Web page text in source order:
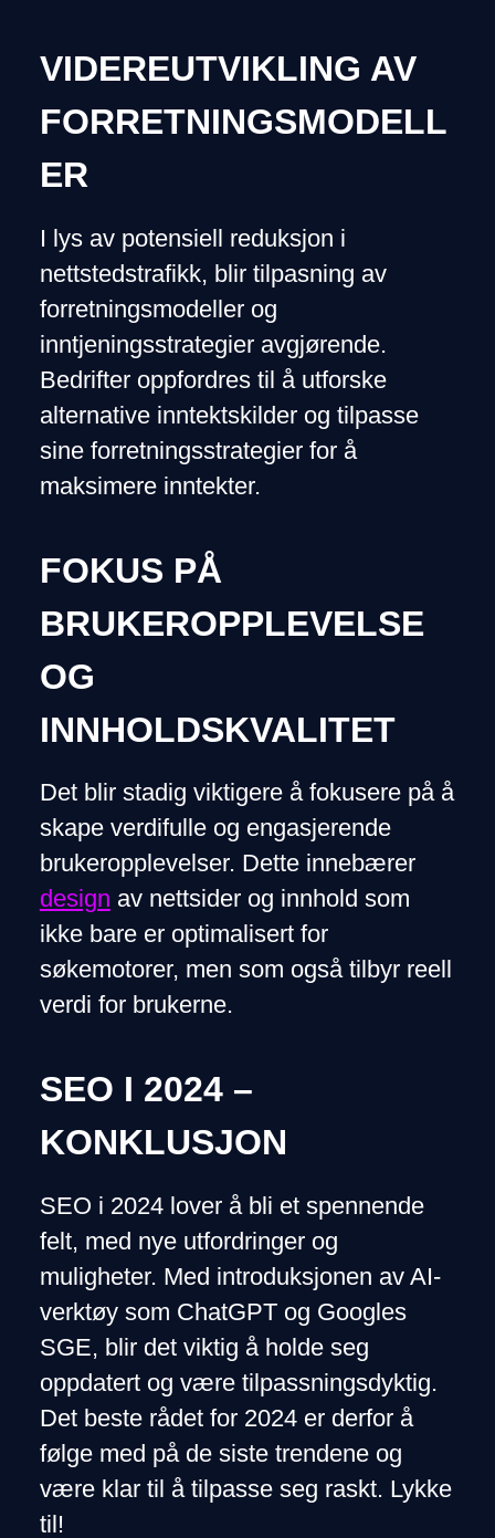
VIDEREUTVIKLING AV
FORRETNINGSMODELL
ER
I lys av potensiell reduksjon i
nettstedstrafikk, blir tilpasning av
forretningsmodeller og
inntjeningsstrategier avgjørende.
Bedrifter oppfordres til å utforske
alternative inntektskilder og tilpasse
sine forretningsstrategier for å
maksimere inntekter.
FOKUS PÅ
BRUKEROPPLEVELSE
OG
INNHOLDSKVALITET
Det blir stadig viktigere å fokusere på å
skape verdifulle og engasjerende
brukeropplevelser. Dette innebærer
design av nettsider og innhold som
ikke bare er optimalisert for
søkemotorer, men som også tilbyr reell
verdi for brukerne.
SEO I 2024 –
KONKLUSJON
SEO i 2024 lover å bli et spennende
felt, med nye utfordringer og
muligheter. Med introduksjonen av AI-
verktøy som ChatGPT og Googles
SGE, blir det viktig å holde seg
oppdatert og være tilpassningsdyktig.
Det beste rådet for 2024 er derfor å
følge med på de siste trendene og
være klar til å tilpasse seg raskt. Lykke
til!